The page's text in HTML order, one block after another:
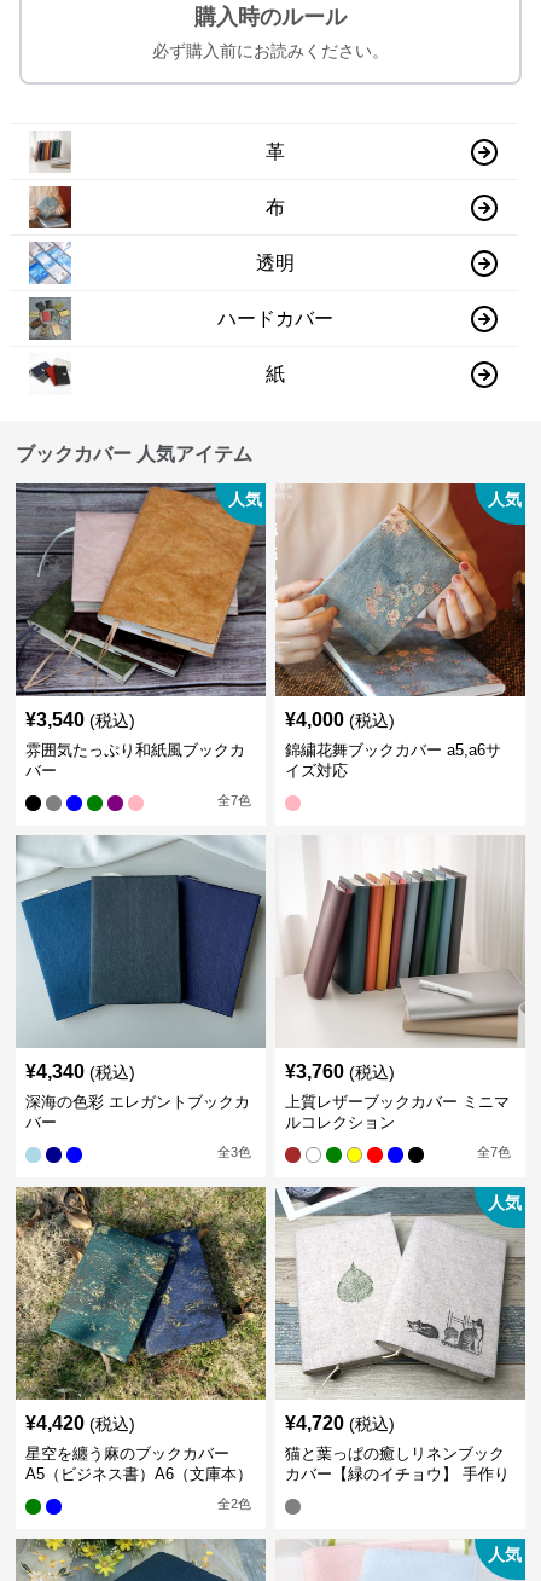
購入時のルール
必ず購入前にお読みください。
革
布
透明
ハードカバー
紙
ブックカバー 人気アイテム
人気
¥3,540 (税込)
雰囲気たっぷり和紙風ブックカ
バー
全7色
人気
¥4,000 (税込)
錦繍花舞ブックカバー a5,a6サ
イズ対応
¥4,340 (税込)
深海の色彩 エレガントブックカ
バー
全3色
¥3,760 (税込)
上質レザーブックカバー ミニマ
ルコレクション
全7色
¥4,420 (税込)
星空を纏う麻のブックカバー
A5（ビジネス書）A6（文庫本）
全2色
人気
¥4,720 (税込)
猫と葉っぱの癒しリネンブック
カバー【緑のイチョウ】 手作り
人気